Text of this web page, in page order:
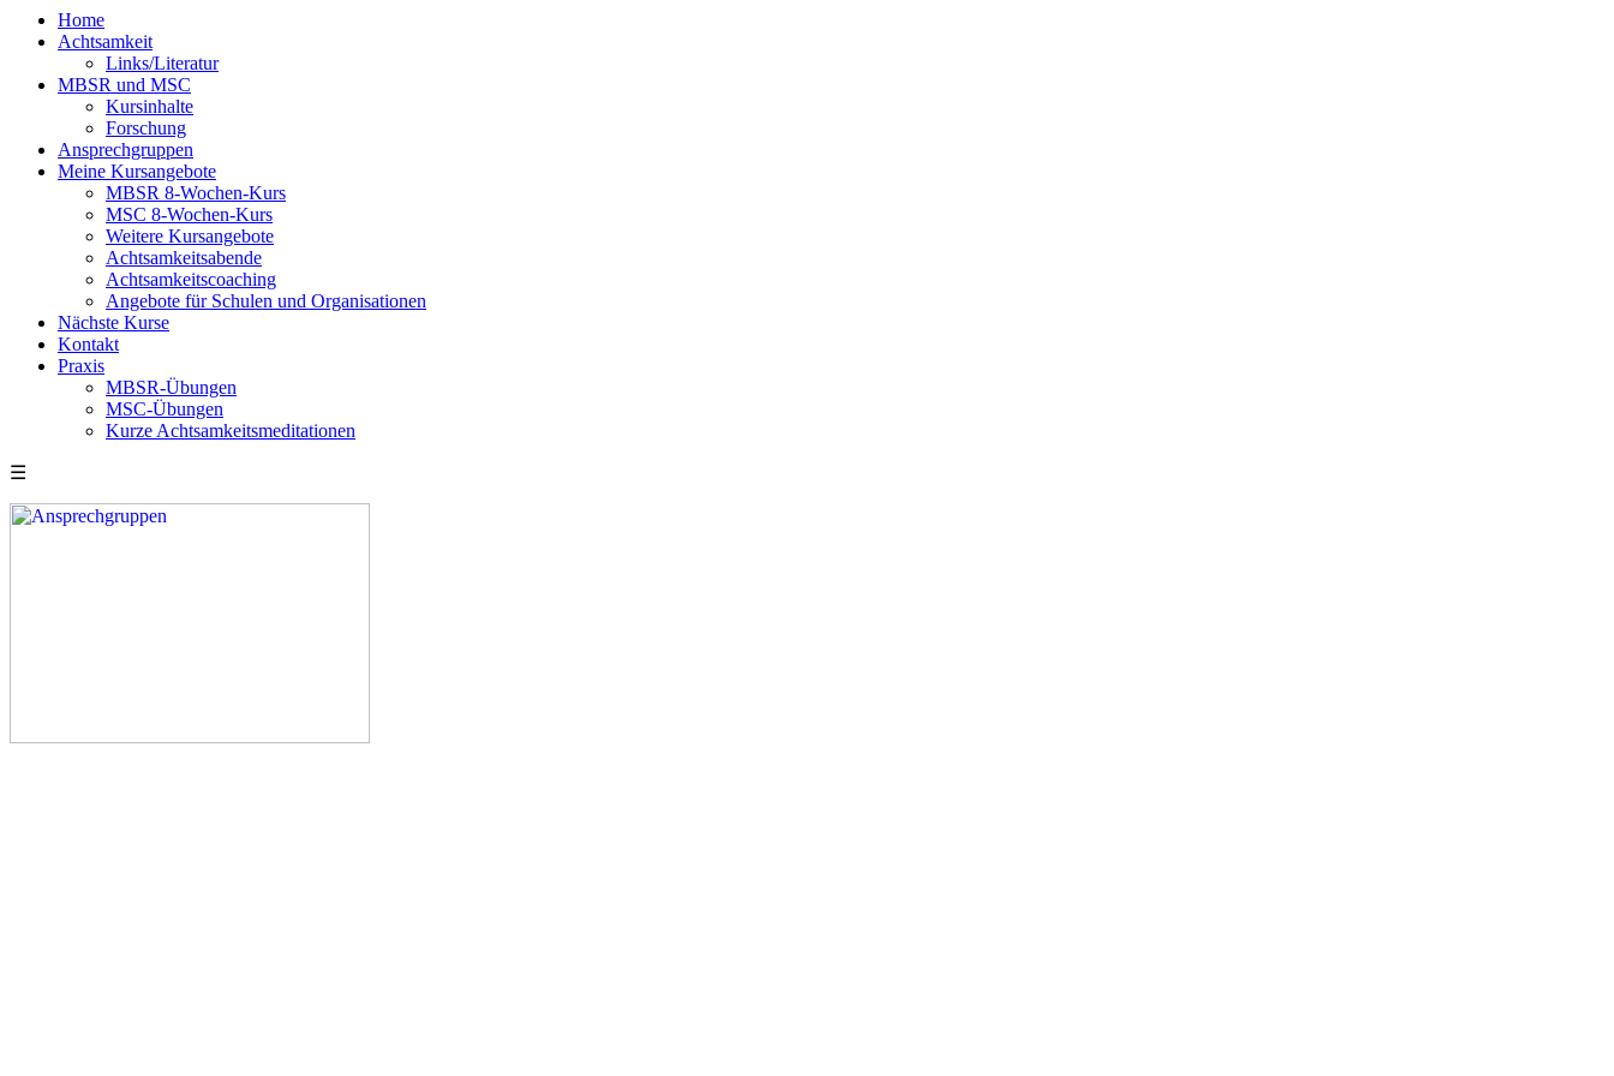
Home
Achtsamkeit
Links/Literatur
MBSR und MSC
Kursinhalte
Forschung
Ansprechgruppen
Meine Kursangebote
MBSR 8-Wochen-Kurs
MSC 8-Wochen-Kurs
Weitere Kursangebote
Achtsamkeitsabende
Achtsamkeitscoaching
Angebote für Schulen und Organisationen
Nächste Kurse
Kontakt
Praxis
MBSR-Übungen
MSC-Übungen
Kurze Achtsamkeitsmeditationen
☰